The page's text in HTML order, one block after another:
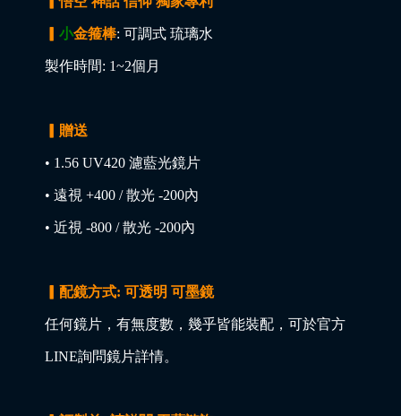
小金箍棒: 可調式 琉璃水
製作時間: 1~2個月
▎贈送
• 1.56 UV420 濾藍光鏡片
• 遠視 +400 / 散光 -200內
• 近視 -800 / 散光 -200內
▎配鏡方式: 可透明 可墨鏡
任何鏡片，有無度數，幾乎皆能裝配，可於官方
LINE詢問鏡片詳情。